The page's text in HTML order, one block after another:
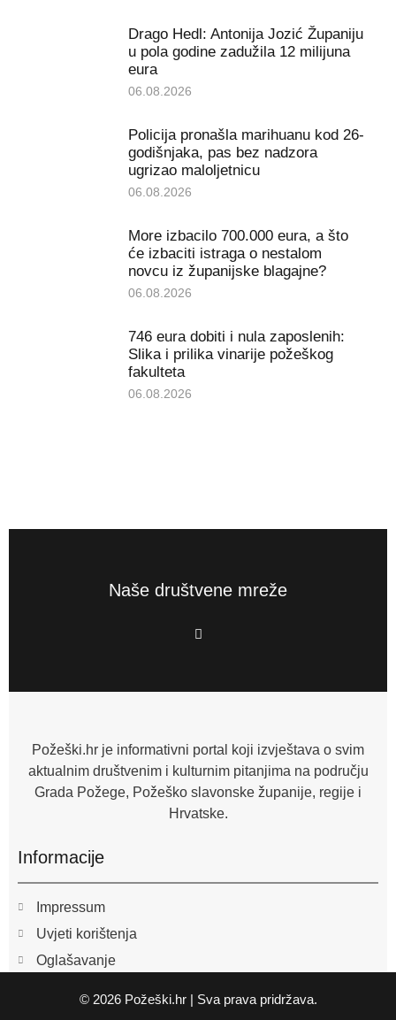
Drago Hedl: Antonija Jozić Županiju
u pola godine zadužila 12 milijuna
eura
06.08.2026
Policija pronašla marihuanu kod 26-
godišnjaka, pas bez nadzora
ugrizao maloljetnicu
06.08.2026
More izbacilo 700.000 eura, a što
će izbaciti istraga o nestalom
novcu iz županijske blagajne?
06.08.2026
746 eura dobiti i nula zaposlenih:
Slika i prilika vinarije požeškog
fakulteta
06.08.2026
Naše društvene mreže
F
a
o
f
Požeški.hr je informativni portal koji izvještava o svim
aktualnim društvenim i kulturnim pitanjima na području
Grada Požege, Požeško slavonske županije, regije i
Hrvatske.
Informacije
Impressum
Uvjeti korištenja
Oglašavanje
© 2026 Požeški.hr | Sva prava pridržava.